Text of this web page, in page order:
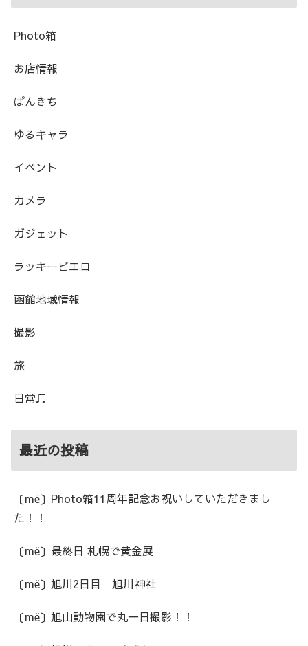
Photo箱
お店情報
ぱんきち
ゆるキャラ
イベント
カメラ
ガジェット
ラッキーピエロ
函館地域情報
撮影
旅
日常♫
最近の投稿
〔më〕Photo箱11周年記念お祝いしていただきまし
た！！
〔më〕最終日 札幌で黄金展
〔më〕旭川2日目 旭川神社
〔më〕旭山動物園で丸一日撮影！！